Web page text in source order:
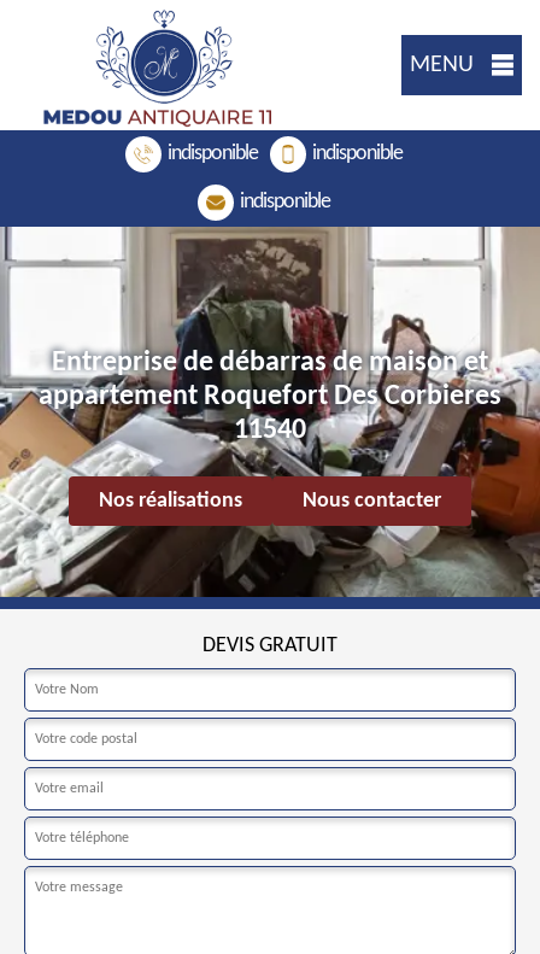
MENU
indisponible indisponible
indisponible
Entreprise de débarras de maison et
appartement Roquefort Des Corbieres
11540
Nos réalisations Nous contacter
DEVIS GRATUIT